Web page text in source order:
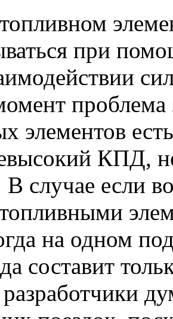
при
проблема
элементов
КПД,
случае если
на одном
составит